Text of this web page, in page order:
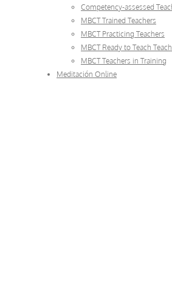
Competency-assessed
MBCT Trained Teachers
MBCT Practicing Teachers
MBCT Ready to Teach
MBCT Teachers in Training
Meditación Online